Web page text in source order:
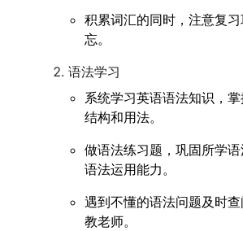
积累词汇的同时，注意复
忘。
语法学习
系统学习英语语法知识，
结构和用法。
做语法练习题，巩固所学
语法运用能力。
遇到不懂的语法问题及时
教老师。